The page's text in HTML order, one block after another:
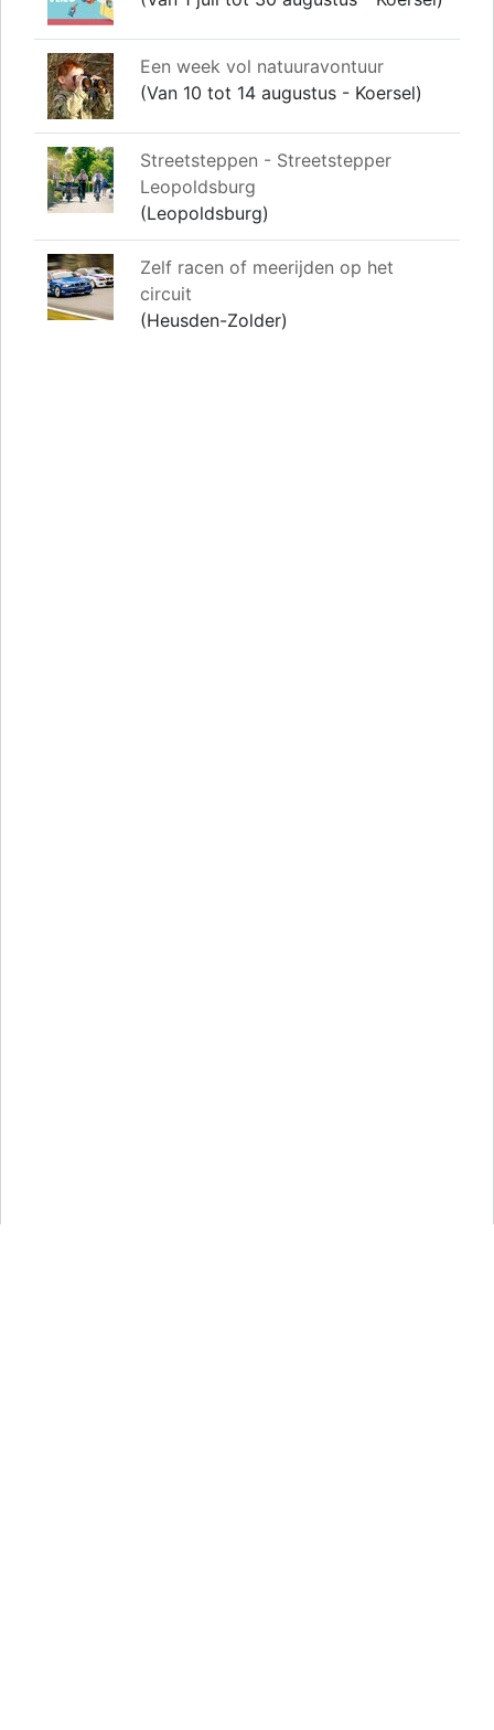
Een week vol natuuravontuur
(Van 10 tot 14 augustus - Koersel)
Streetsteppen - Streetstepper
Leopoldsburg
(Leopoldsburg)
Zelf racen of meerijden op het
circuit
(Heusden-Zolder)